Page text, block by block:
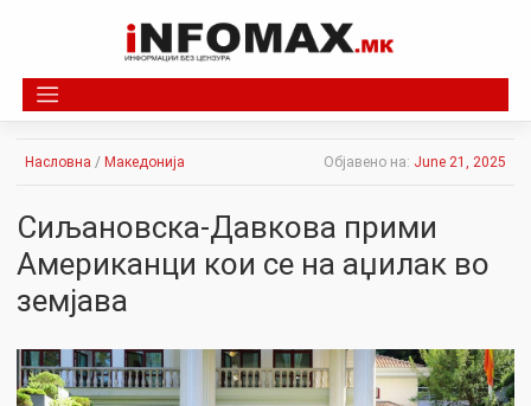
Насловна / Македонија Објавено на: June 21, 2025
Сиљановска-Давкова прими
Американци кои се на аџилак во
земјава